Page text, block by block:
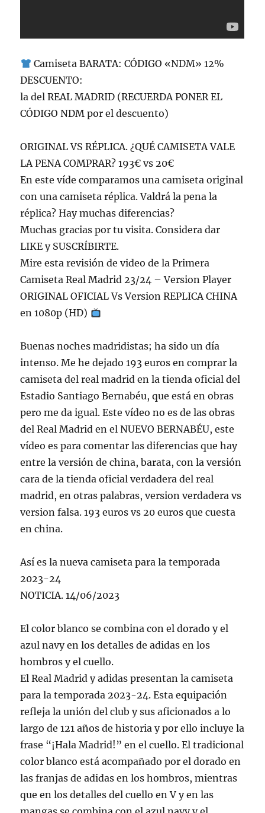
Camiseta BARATA: CÓDIGO «NDM» 12%
DESCUENTO:
la del REAL MADRID (RECUERDA PONER EL
CÓDIGO NDM por el descuento)
ORIGINAL VS RÉPLICA. ¿QUÉ CAMISETA VALE
LA PENA COMPRAR? 193€ vs 20€
En este víde comparamos una camiseta original
con una camiseta réplica. Valdrá la pena la
réplica? Hay muchas diferencias?
Muchas gracias por tu visita. Considera dar
LIKE y SUSCRÍBIRTE.
Mire esta revisión de video de la Primera
Camiseta Real Madrid 23/24 – Version Player
ORIGINAL OFICIAL Vs Version REPLICA CHINA
en 1080p (HD)
Buenas noches madridistas; ha sido un día
intenso. Me he dejado 193 euros en comprar la
camiseta del real madrid en la tienda oficial del
Estadio Santiago Bernabéu, que está en obras
pero me da igual. Este vídeo no es de las obras
del Real Madrid en el NUEVO BERNABÉU, este
vídeo es para comentar las diferencias que hay
entre la versión de china, barata, con la versión
cara de la tienda oficial verdadera del real
madrid, en otras palabras, version verdadera vs
version falsa. 193 euros vs 20 euros que cuesta
en china.
Así es la nueva camiseta para la temporada
2023-24
NOTICIA. 14/06/2023
El color blanco se combina con el dorado y el
azul navy en los detalles de adidas en los
hombros y el cuello.
El Real Madrid y adidas presentan la camiseta
para la temporada 2023-24. Esta equipación
refleja la unión del club y sus aficionados a lo
largo de 121 años de historia y por ello incluye la
frase “¡Hala Madrid!” en el cuello. El tradicional
color blanco está acompañado por el dorado en
las franjas de adidas en los hombros, mientras
que en los detalles del cuello en V y en las